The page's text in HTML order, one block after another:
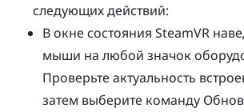
следующих действий:
В окне состоянияSteamVR
мыши на любой значок
Проверьте актуальность
затем выберите команду